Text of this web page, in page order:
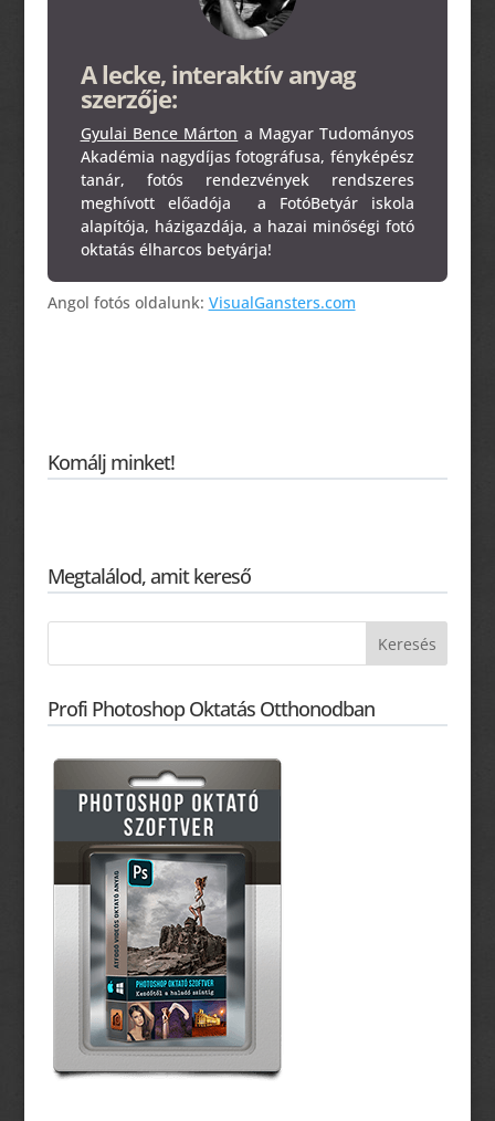
A lecke, interaktív anyag
szerzője:
Gyulai Bence Márton a Magyar Tudományos
Akadémia nagydíjas fotográfusa, fényképész
tanár, fotós rendezvények rendszeres
meghívott előadója a FotóBetyár iskola
alapítója, házigazdája, a hazai minőségi fotó
oktatás élharcos betyárja!
Angol fotós oldalunk: VisualGansters.com
Komálj minket!
Megtalálod, amit kereső
Profi Photoshop Oktatás Otthonodban